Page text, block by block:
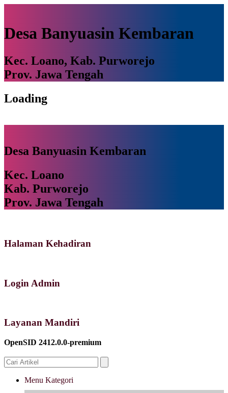
Desa Banyuasin Kembaran
Kec. Loano, Kab. Purworejo
Prov. Jawa Tengah
Loading
Desa Banyuasin Kembaran
Kec. Loano
Kab. Purworejo
Prov. Jawa Tengah
Halaman Kehadiran
Login Admin
Layanan Mandiri
OpenSID 2412.0.0-premium
Menu Kategori